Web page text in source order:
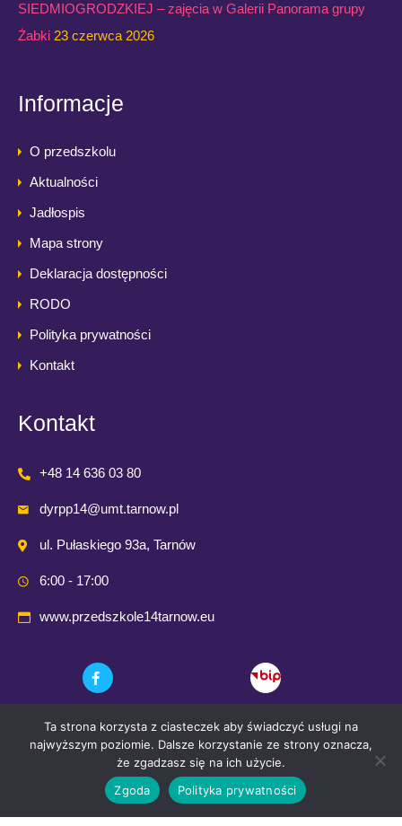
SIEDMIOGRODZKIEJ – zajęcia w Galerii Panorama grupy
Żabki 23 czerwca 2026
Informacje
O przedszkolu
Aktualności
Jadłospis
Mapa strony
Deklaracja dostępności
RODO
Polityka prywatności
Kontakt
Kontakt
+48 14 636 03 80
dyrpp14@umt.tarnow.pl
ul. Pułaskiego 93a, Tarnów
6:00 - 17:00
www.przedszkole14tarnow.eu
© 2021 Przedszkole Publiczne nr. 14 w Tarnowie
Ta strona korzysta z ciasteczek aby świadczyć usługi na
najwyższym poziomie. Dalsze korzystanie ze strony oznacza,
że zgadzasz się na ich użycie.
Zgoda
Polityka prywatności